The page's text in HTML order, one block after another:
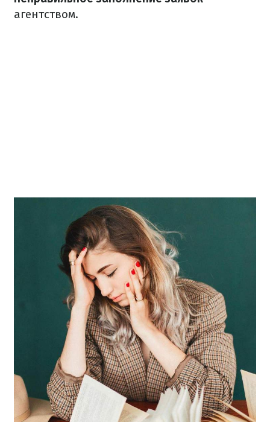
агентством.